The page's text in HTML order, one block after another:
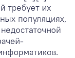
требует их
популяциях,